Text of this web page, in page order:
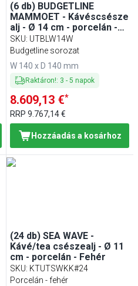
(6 db) BUDGETLINE
MAMMOET - Kávéscsésze
alj - Ø 14 cm - porcelán -
Fehér
SKU: UTBLW14W
Budgetline sorozat
W 140 x D 140 mm
Raktáron!: 3 -5 napok
8.609,13 €*
RRP9.767,14 €
Hozzáadás a kosárhoz
(24 db) SEA WAVE -
Kávé/tea csészealj - Ø 11
cm - porcelán - Fehér
SKU: KTUTSWKK#24
Porcelán - fehér